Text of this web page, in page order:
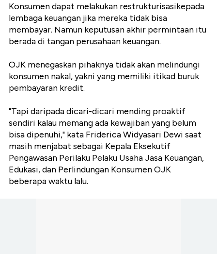
Konsumen dapat melakukan restrukturisasikepada
lembaga keuangan jika mereka tidak bisa
membayar. Namun keputusan akhir permintaan itu
berada di tangan perusahaan keuangan.
OJK menegaskan pihaknya tidak akan melindungi
konsumen nakal, yakni yang memiliki itikad buruk
pembayaran kredit.
"Tapi daripada dicari-dicari mending proaktif
sendiri kalau memang ada kewajiban yang belum
bisa dipenuhi," kata Friderica Widyasari Dewi saat
masih menjabat sebagai Kepala Eksekutif
Pengawasan Perilaku Pelaku Usaha Jasa Keuangan,
Edukasi, dan Perlindungan Konsumen OJK
beberapa waktu lalu.